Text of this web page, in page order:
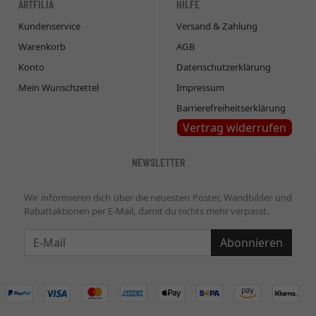
ARTFILIA
Kundenservice
Warenkorb
Konto
Mein Wunschzettel
HILFE
Versand & Zahlung
AGB
Datenschutzerklärung
Impressum
Barrierefreiheitserklärung
Vertrag widerrufen
NEWSLETTER
Wir informieren dich über die neuesten Poster, Wandbilder und
Rabattaktionen per E-Mail, damit du nichts mehr verpasst.
Abonnieren